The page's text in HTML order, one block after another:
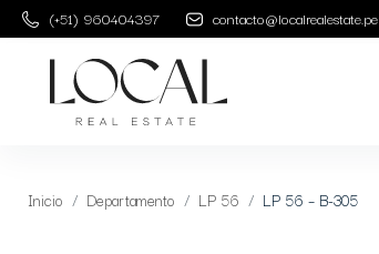
(+51) 960404397 contacto@localrealestate.pe
Inicio Departamento LP 56 LP 56 – B-305